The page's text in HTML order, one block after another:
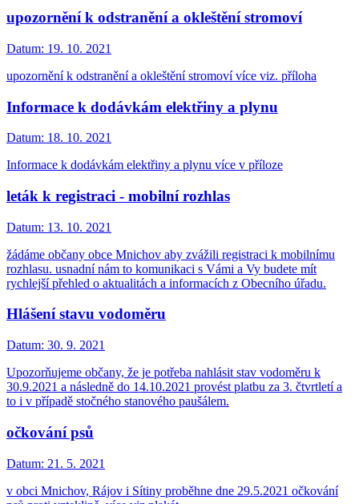
upozornění k odstranění a okleštění stromoví
Datum: 19. 10. 2021
upozornění k odstranění a okleštění stromoví více viz. příloha
Informace k dodávkám elektřiny a plynu
Datum: 18. 10. 2021
Informace k dodávkám elektřiny a plynu více v příloze
leták k registraci - mobilní rozhlas
Datum: 13. 10. 2021
žádáme občany obce Mnichov aby zvážili registraci k mobilnímu
rozhlasu. usnadní nám to komunikaci s Vámi a Vy budete mít
rychlejší přehled o aktualitách a informacích z Obecního úřadu.
Hlášení stavu vodoměru
Datum: 30. 9. 2021
Upozorňujeme občany, že je potřeba nahlásit stav vodoměru k
30.9.2021 a následně do 14.10.2021 provést platbu za 3. čtvrtletí a
to i v případě stočného stanového paušálem.
očkování psů
Datum: 21. 5. 2021
v obci Mnichov, Rájov i Sítiny proběhne dne 29.5.2021 očkování